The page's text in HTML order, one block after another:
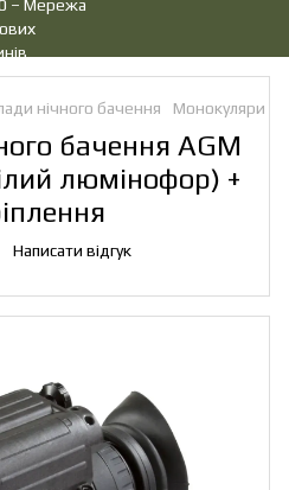
нічного бачення Монокуляри
бачення AGM
люмінофор) +
Написати відгук